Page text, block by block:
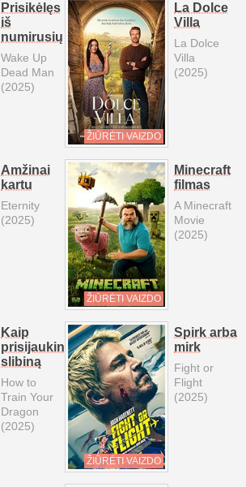
Prisikėlęs
iš
numirusių
Wake Up
Dead Man
(2025)
ŽIŪRĖTI VAIZDO
La Dolce
Villa
La Dolce
Villa
(2025)
Amžinai
kartu
Eternity
(2025)
ŽIŪRĖTI VAIZDO
Minecraft
filmas
A Minecraft
Movie
(2025)
Kaip
prisijaukinti
slibiną
How to
Train Your
Dragon
(2025)
ŽIŪRĖTI VAIZDO
Spirk arba
mirk
Fight or
Flight
(2025)